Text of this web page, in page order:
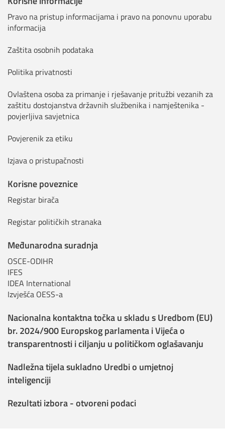
Pravo na pristup informacijama i pravo na ponovnu uporabu
informacija
Zaštita osobnih podataka
Politika privatnosti
Ovlaštena osoba za primanje i rješavanje pritužbi vezanih za
zaštitu dostojanstva državnih službenika i namještenika -
povjerljiva savjetnica
Povjerenik za etiku
Izjava o pristupačnosti
Korisne poveznice
Registar birača
Registar političkih stranaka
Međunarodna suradnja
OSCE-ODIHR
IFES
IDEA International
Izvješća OESS-a
Nacionalna kontaktna točka u skladu s Uredbom (EU)
br. 2024/900 Europskog parlamenta i Vijeća o
transparentnosti i ciljanju u političkom oglašavanju
Nadležna tijela sukladno Uredbi o umjetnoj
inteligenciji
Rezultati izbora - otvoreni podaci